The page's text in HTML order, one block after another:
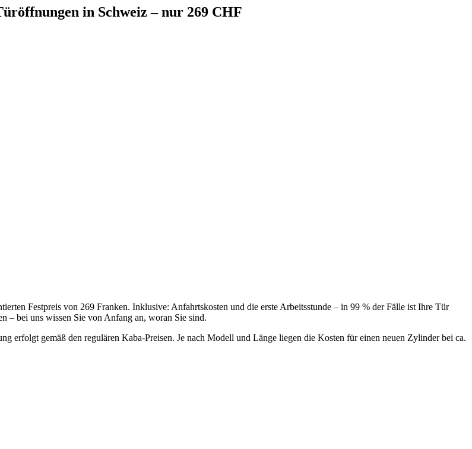
in Schweiz – nur 269 CHF
Festpreis von 269 Franken. Inklusive: Anfahrtskosten und die erste Arbeitsstunde – in 99 % der Fälle ist Ihre Tür
– bei uns wissen Sie von Anfang an, woran Sie sind.
erfolgt gemäß den regulären Kaba-Preisen. Je nach Modell und Länge liegen die Kosten für einen neuen Zylinder bei ca.